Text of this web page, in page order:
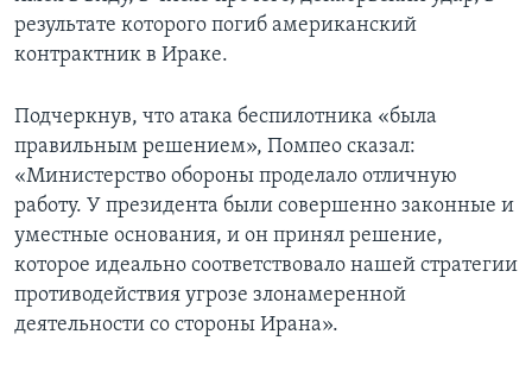
результате которого погиб американский
контрактник в Ираке.
Подчеркнув, что атака беспилотника «была
правильным решением», Помпео сказал:
«Министерство обороны проделало отличную
работу. У президента были совершенно законные и
уместные основания, и он принял решение,
которое идеально соответствовало нашей стратегии
противодействия угрозе злонамеренной
деятельности со стороны Ирана».